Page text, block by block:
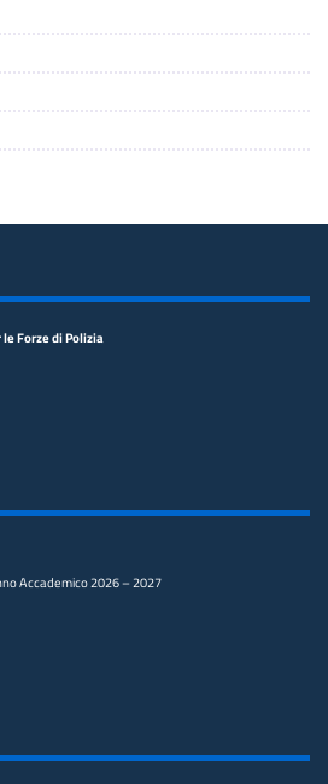
Forze di Polizia
Accademico 2026 – 2027